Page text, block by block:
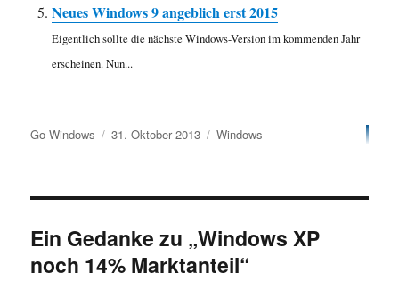
Neues Windows 9 angeblich erst 2015
Eigentlich sollte die nächste Windows-Version im kommenden Jahr
erscheinen. Nun...
Autor
Go-Windows
Veröffentlicht
31. Oktober 2013 Kategorien
Windows
Ein Gedanke zu „Windows XP
noch 14% Marktanteil“